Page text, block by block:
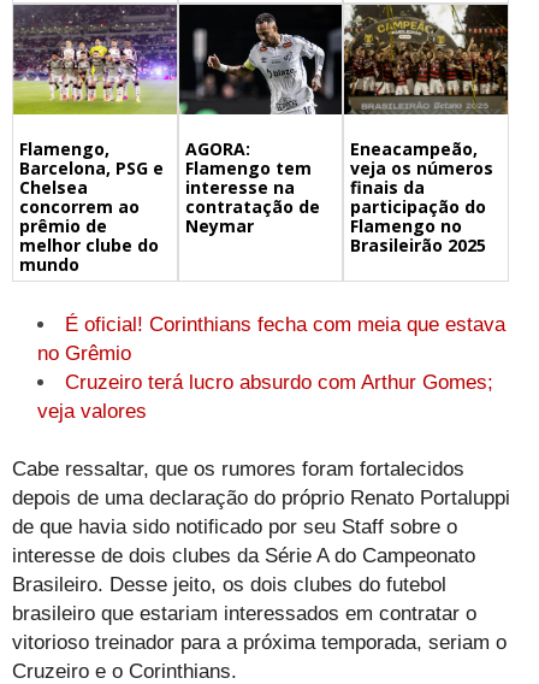
Flamengo,
Barcelona, PSG e
Chelsea
concorrem ao
prêmio de
melhor clube do
mundo
AGORA:
Flamengo tem
interesse na
contratação de
Neymar
Eneacampeão,
veja os números
finais da
participação do
Flamengo no
Brasileirão 2025
É oficial! Corinthians fecha com meia que estava
no Grêmio
Cruzeiro terá lucro absurdo com Arthur Gomes;
veja valores
Cabe ressaltar, que os rumores foram fortalecidos
depois de uma declaração do próprio Renato Portaluppi
de que havia sido notificado por seu Staff sobre o
interesse de dois clubes da Série A do Campeonato
Brasileiro. Desse jeito, os dois clubes do futebol
brasileiro que estariam interessados em contratar o
vitorioso treinador para a próxima temporada, seriam o
Cruzeiro e o Corinthians.